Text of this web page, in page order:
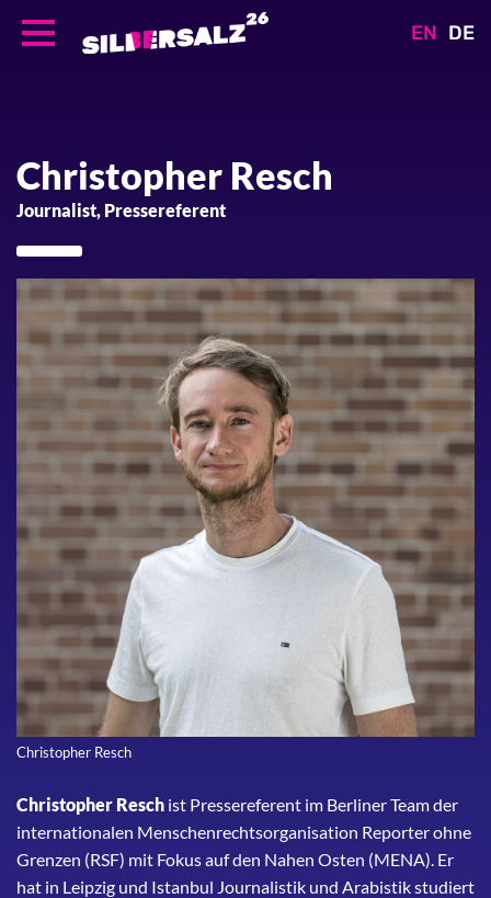
DE
EN
Christopher Resch
Journalist, Pressereferent
Christopher Resch
Christopher Resch ist Pressereferent im Berliner Team der
internationalen Menschenrechtsorganisation Reporter ohne
Grenzen (RSF) mit Fokus auf den Nahen Osten (MENA). Er
hat in Leipzig und Istanbul Journalistik und Arabistik studiert